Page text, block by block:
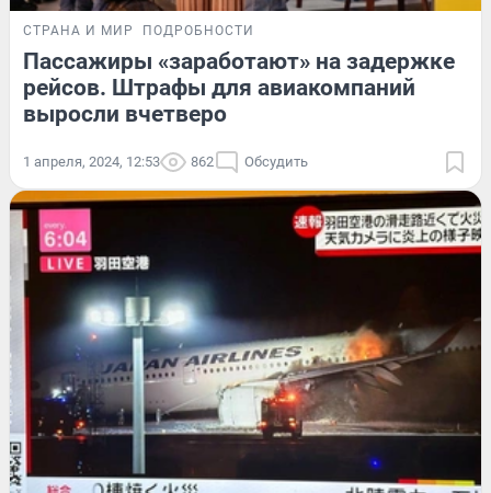
СТРАНА И МИР ПОДРОБНОСТИ
Пассажиры «заработают» на задержке
рейсов. Штрафы для авиакомпаний
выросли вчетверо
1 апреля, 2024, 12:53 862 Обсудить